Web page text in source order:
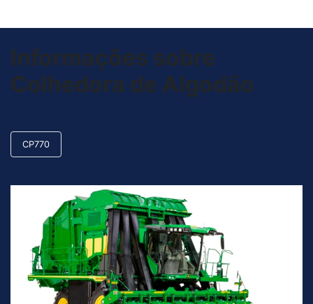
Informações sobre
Colhedora de Algodão
CP770